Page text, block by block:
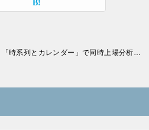
IPO分析データに2つ追加！「時系列とカレンダー」で同時上場分析を！